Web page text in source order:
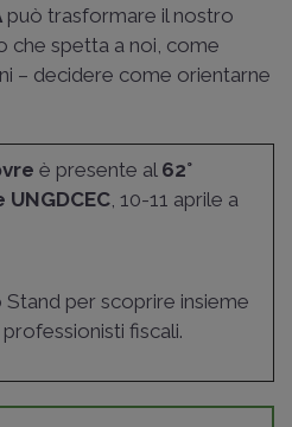
può trasformare il nostro
che spetta a noi, come
– decidere come orientarne
è presente al 62°
, 10-11 aprile a
per scoprire insieme
fiscali.